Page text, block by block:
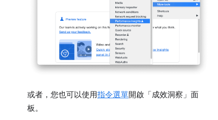
或者，您也可以使用指令選單開啟「成效洞察」 面
板。